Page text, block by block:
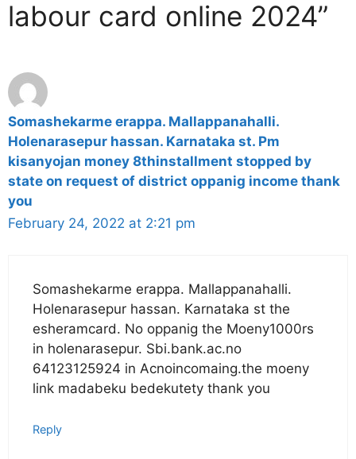
labour card online 2024”
Somashekarme erappa. Mallappanahalli.
Holenarasepur hassan. Karnataka st. Pm
kisanyojan money 8thinstallment stopped by
state on request of district oppanig income thank
you
February 24, 2022 at 2:21 pm
Somashekarme erappa. Mallappanahalli.
Holenarasepur hassan. Karnataka st the
esheramcard. No oppanig the Moeny1000rs
in holenarasepur. Sbi.bank.ac.no
64123125924 in Acnoincomaing.the moeny
link madabeku bedekutety thank you
Reply